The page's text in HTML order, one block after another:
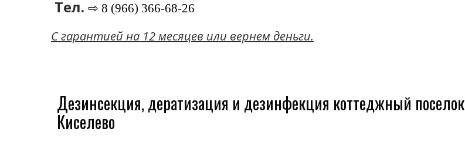
Тел. ⇨ 8 (966) 366-68-26
C гарантией на 12 месяцев или вернем деньги.
Дезинсекция, дератизация и дезинфекция коттеджный поселок
Киселево